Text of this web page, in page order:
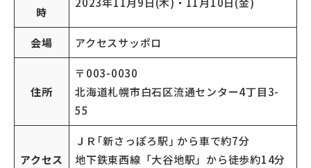
時
会場 アクセスサッポロ
住所
〒003-0030
北海道札幌市白石区流通センター4丁目3-
55
アクセス
ＪＲ｢新さっぽろ駅｣ から車で約7分
地下鉄東西線「大谷地駅」から徒歩約14分